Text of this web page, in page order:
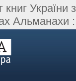
книг
Альманахи :